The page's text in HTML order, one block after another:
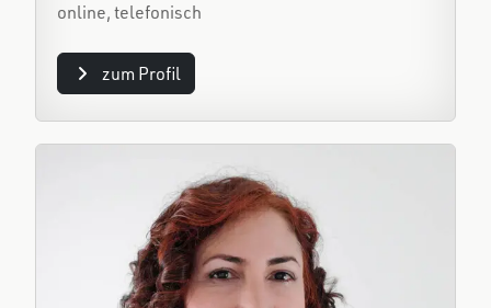
online, telefonisch
zum Profil